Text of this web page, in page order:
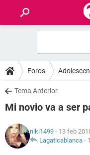
FOROS
SALUD
NUTRICIÓN
Foros
Tema Anterior
Mi novio va a ser
niki1499 - 13 feb
Lagaticablanca -